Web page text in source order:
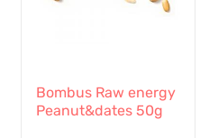
Bombus Raw energy
Peanut&dates 50g